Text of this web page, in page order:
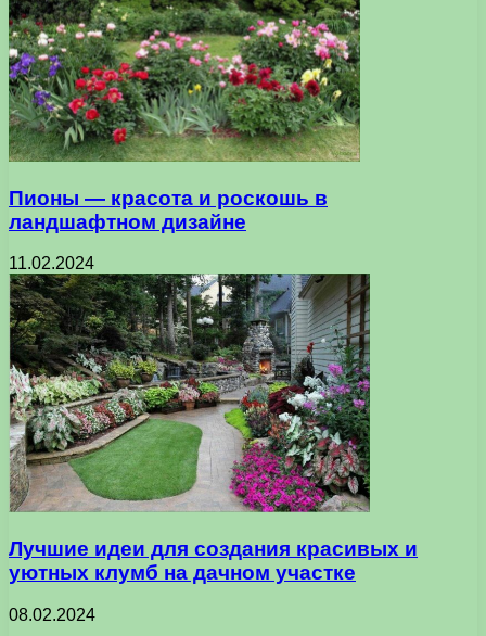
Пионы — красота и роскошь в
ландшафтном дизайне
11.02.2024
Лучшие идеи для создания красивых и
уютных клумб на дачном участке
08.02.2024